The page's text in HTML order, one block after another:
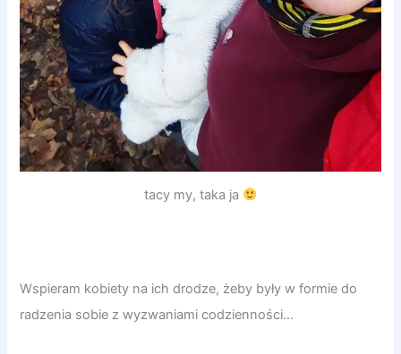
tacy my, taka ja
Wspieram kobiety na ich drodze, żeby były w formie do
radzenia sobie z wyzwaniami codzienności…